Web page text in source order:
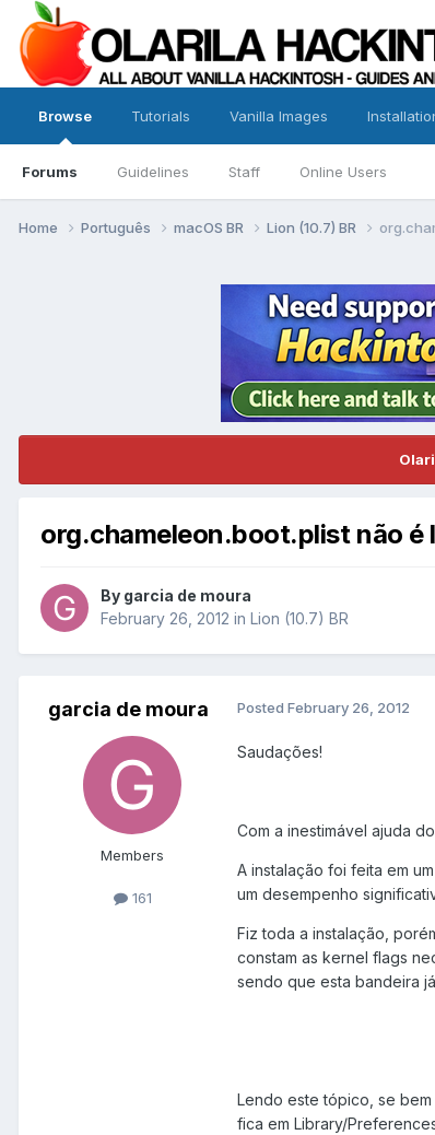
Browse
Forums Guidelines Staff Online Users
Tutorials Vanilla Images
Home Português macOS BR Lion (10.7) BR
org.chameleon.boot.plist não é
By garcia de moura
February 26, 2012 in Lion (10.7) BR
garcia de moura
Members
161
Posted February 26, 2012
Saudações!
Com a inestimável ajuda
A instalação foi feita em
um desempenho
Fiz toda a instalação,
constam as kernel flags
sendo que esta bandeira
Lendo este tópico, se
fica em Library/